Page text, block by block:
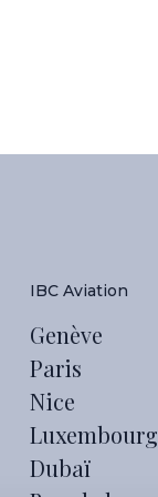
IBC Aviation
Genève
Paris
Nice
Luxembourg
Dubaï